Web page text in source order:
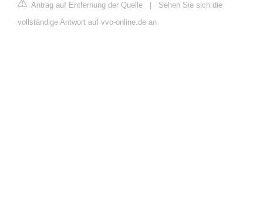
Antrag auf Entfernung der Quelle
Sehen Sie sich die
vollständige Antwort auf vvo-online.de an